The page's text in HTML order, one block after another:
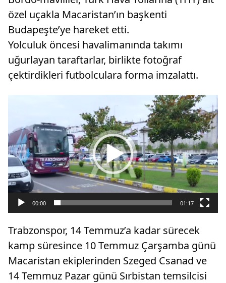
özel uçakla Macaristan’ın başkenti
Budapeşte’ye hareket etti.
Yolculuk öncesi havalimanında takımı
uğurlayan taraftarlar, birlikte fotoğraf
çektirdikleri futbolculara forma imzalattı.
00:00 01:17
Trabzonspor, 14 Temmuz’a kadar sürecek
kamp süresince 10 Temmuz Çarşamba günü
Macaristan ekiplerinden Szeged Csanad ve
14 Temmuz Pazar günü Sırbistan temsilcisi